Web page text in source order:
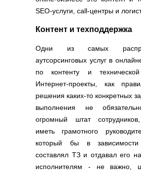
Статьи о доменах
Словари и списки
Программы
Скрипты
SEO-услуги, call-центры и
Контент и техподдержка
Одни из самых
аутсорсинговых услуг в
по контенту и технической
Интернет-проекты, как
решения каких-то конкретных
выполнения не
огромный штат
иметь грамотного
который бы в
составлял ТЗ и отдавал его
исполнителям - не важно,